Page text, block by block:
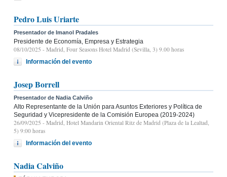
Pedro Luis Uriarte
Presentador de Imanol Pradales
Presidente de Economía, Empresa y Estrategia
08/10/2025 - Madrid, Four Seasons Hotel Madrid (Sevilla, 3) 9.00 horas
Información del evento
Josep Borrell
Presentador de Nadia Calviño
Alto Representante de la Unión para Asuntos Exteriores y Política de
Seguridad y Vicepresidente de la Comisión Europea (2019-2024)
26/09/2025 - Madrid, Hotel Mandarin Oriental Ritz de Madrid (Plaza de la Lealtad,
5) 9:00 horas
Información del evento
Nadia Calviño